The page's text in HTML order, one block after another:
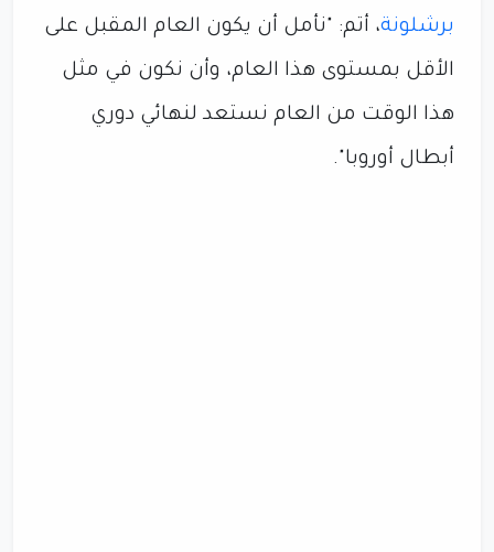
برشلونة، أتم: "نأمل أن يكون العام المقبل على
الأقل بمستوى هذا العام، وأن نكون في مثل
هذا الوقت من العام نستعد لنهائي دوري
أبطال أوروبا".